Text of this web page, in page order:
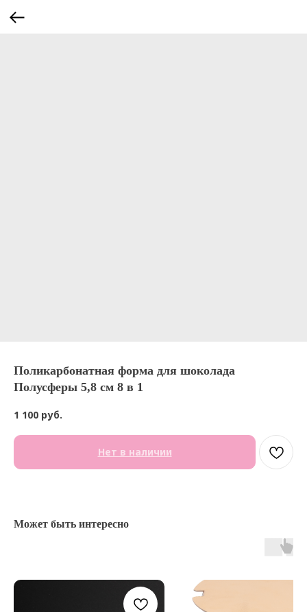
Поликарбонатная форма для шоколада
Полусферы 5,8 см 8 в 1
1 100 руб.
Нет в наличии
Может быть интересно